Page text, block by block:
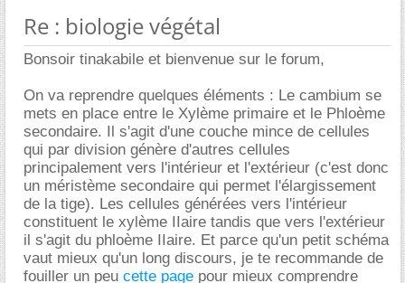
Re : biologie végétal
Bonsoir tinakabile et bienvenue sur le forum,
On va reprendre quelques éléments : Le cambium se
mets en place entre le Xylème primaire et le Phloème
secondaire. Il s'agit d'une couche mince de cellules
qui par division génère d'autres cellules
principalement vers l'intérieur et l'extérieur (c'est donc
un méristème secondaire qui permet l'élargissement
de la tige). Les cellules générées vers l'intérieur
constituent le xylème IIaire tandis que vers l'extérieur
il s'agit du phloème IIaire. Et parce qu'un petit schéma
vaut mieux qu'un long discours, je te recommande de
fouiller un peu cette page pour mieux comprendre